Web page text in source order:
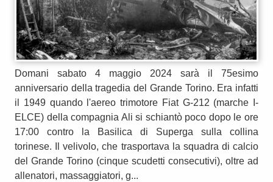
Domani sabato 4 maggio 2024 sarà il 75esimo
anniversario della tragedia del Grande Torino. Era infatti
il 1949 quando l'aereo trimotore Fiat G-212 (marche I-
ELCE) della compagnia Ali si schiantò poco dopo le ore
17:00 contro la Basilica di Superga sulla collina
torinese. Il velivolo, che trasportava la squadra di calcio
del Grande Torino (cinque scudetti consecutivi), oltre ad
allenatori, massaggiatori, g...